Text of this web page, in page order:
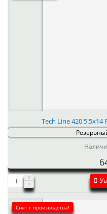
Tech Line 420 5.5x14
Снят с производства!